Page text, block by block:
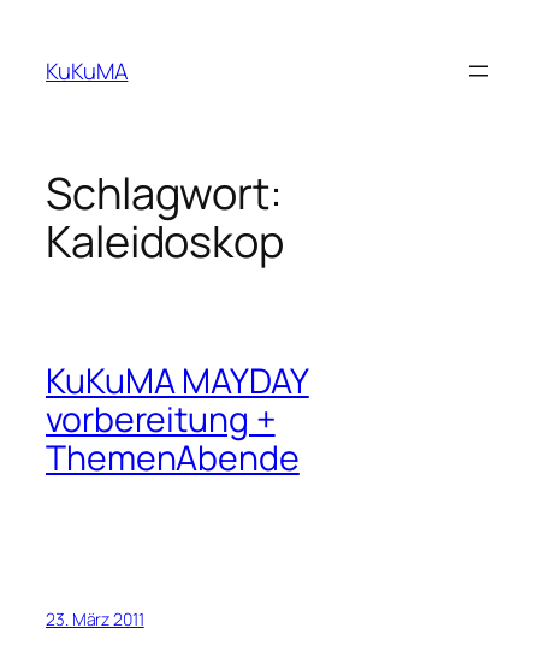
springen
KuKuMA
Schlagwort:
Kaleidoskop
KuKuMA MAYDAY
vorbereitung +
ThemenAbende
23. März 2011